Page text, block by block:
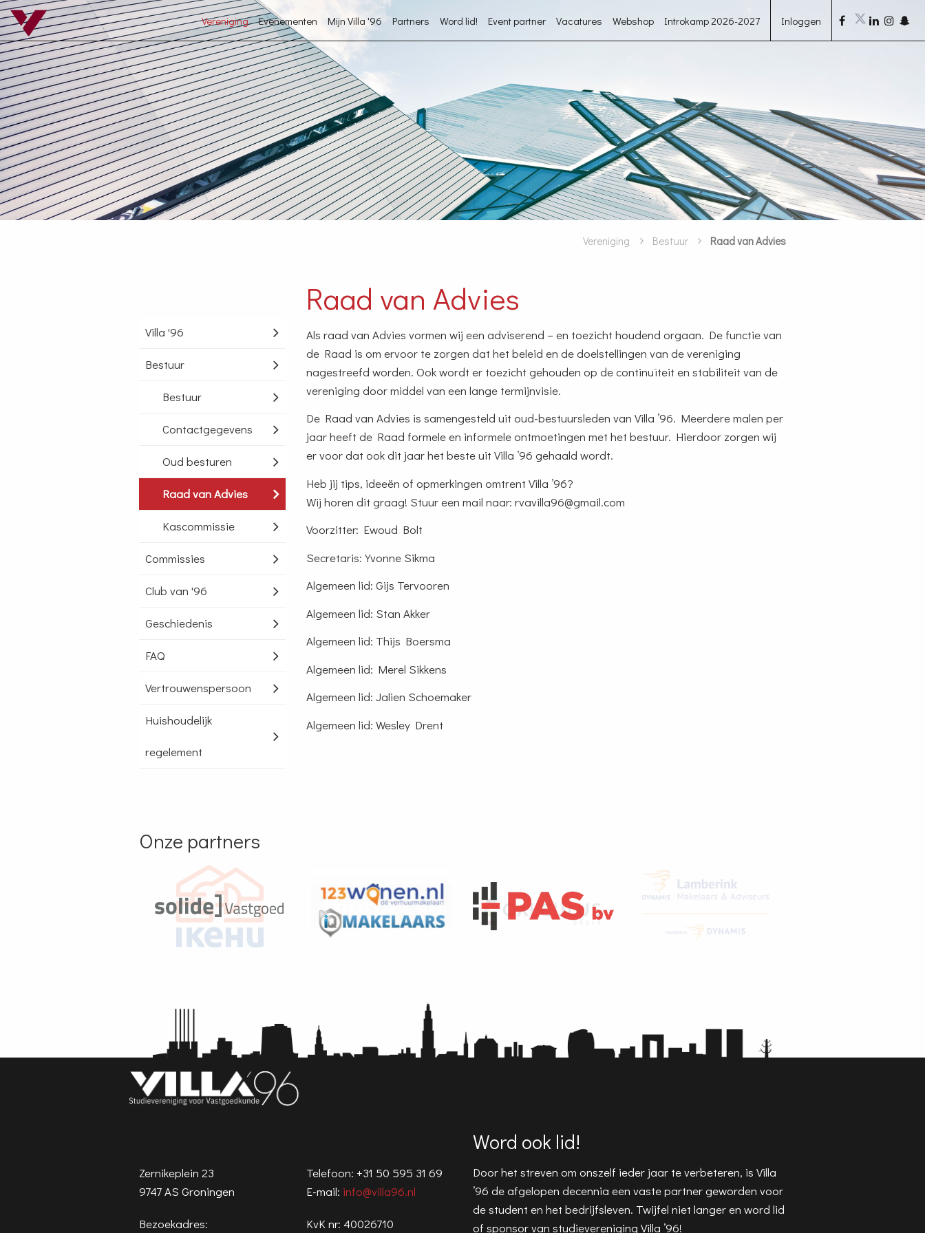
Inloggen
Vereniging Evenementen Mijn Villa '96 Partners Word lid! Event partner Vacatures Webshop Introkamp 2026-2027
Vereniging Bestuur Raad van Advies
Villa '96
Bestuur
Bestuur
Contactgegevens
Oud besturen
Raad van Advies
Kascommissie
Commissies
Club van '96
Geschiedenis
FAQ
Vertrouwenspersoon
Huishoudelijk
regelement
Raad van Advies
Als raad van Advies vormen wij een adviserend – en toezicht houdend orgaan. De functie van
de Raad is om ervoor te zorgen dat het beleid en de doelstellingen van de vereniging
nagestreefd worden. Ook wordt er toezicht gehouden op de continuïteit en stabiliteit van de
vereniging door middel van een lange termijnvisie.
De Raad van Advies is samengesteld uit oud-bestuursleden van Villa ’96. Meerdere malen per
jaar heeft de Raad formele en informele ontmoetingen met het bestuur. Hierdoor zorgen wij
er voor dat ook dit jaar het beste uit Villa ’96 gehaald wordt.
Heb jij tips, ideeën of opmerkingen omtrent Villa ’96?
Wij horen dit graag! Stuur een mail naar: rvavilla96@gmail.com
Voorzitter: Ewoud Bolt
Secretaris: Yvonne Sikma
Algemeen lid: Gijs Tervooren
Algemeen lid: Stan Akker
Algemeen lid: Thijs Boersma
Algemeen lid: Merel Sikkens
Algemeen lid: Jalien Schoemaker
Algemeen lid: Wesley Drent
Onze partners
Word ook lid!
Door het streven om onszelf ieder jaar te verbeteren, is Villa
’96 de afgelopen decennia een vaste partner geworden voor
de student en het bedrijfsleven. Twijfel niet langer en word lid
of sponsor van studievereniging Villa ’96!
Zernikeplein 23
9747 AS Groningen
Bezoekadres:
Telefoon: +31 50 595 31 69
E-mail: info@villa96.nl
KvK nr: 40026710